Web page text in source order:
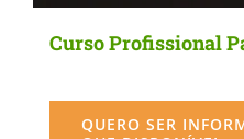
Curso Profissional
QUERO SER